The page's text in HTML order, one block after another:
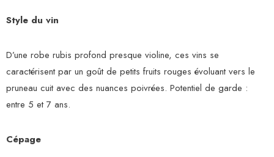
Style du vin
D’une robe rubis profond presque violine, ces vins se
caractérisent par un goût de petits fruits rouges évoluant vers le
pruneau cuit avec des nuances poivrées. Potentiel de garde :
entre 5 et 7 ans.
Cépage